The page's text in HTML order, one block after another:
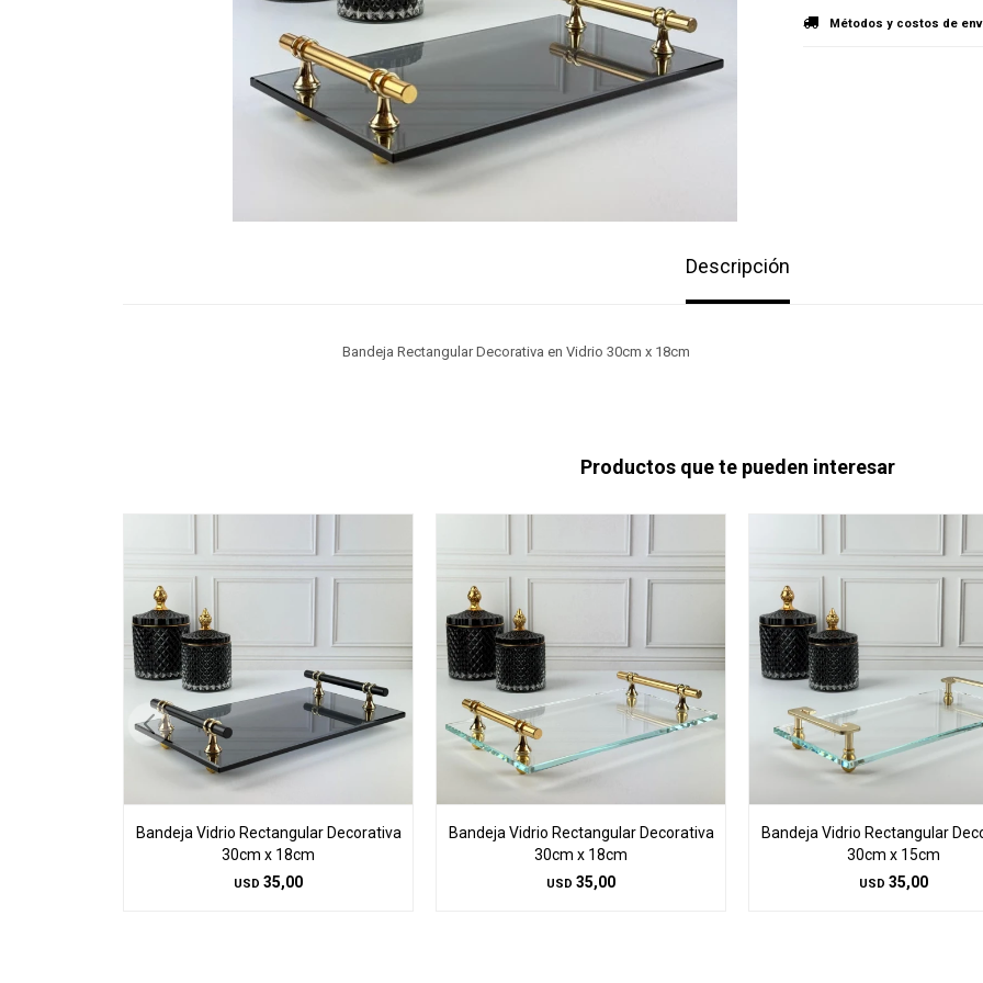
Métodos y costos de
Descripción
Bandeja Rectangular Decorativa en Vidrio 30cm x 18cm
Productos que te pueden interesar
Bandeja Vidrio Rectangular Decorativa
30cm x 18cm
USD 35,00
Bandeja Vidrio Rectangular Decorativa
30cm x 18cm
USD 35,00
Bandeja Vidrio Rectangular
30cm x 15cm
USD 35,00